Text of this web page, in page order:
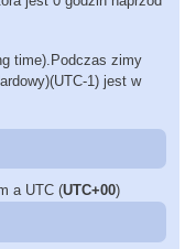
time).Podczas zimy
1) jest w
a UTC (UTC+00)